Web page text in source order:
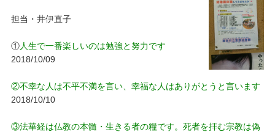
担当・井伊直子
①人生で一番楽しいのは勉強と努力です
2018/10/09
②不幸な人は不平不満を言い、幸福な人はありがとうと言います
2018/10/10
③法華経は仏教の本髄・生きる者の糧です。死者を拝む宗教は偽